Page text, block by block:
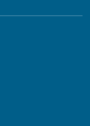
phổ biến
Phú Quốc với giá ưu
combo du lịch Phú
vui chơi giải trí không
đa năng ở Phú Quốc.